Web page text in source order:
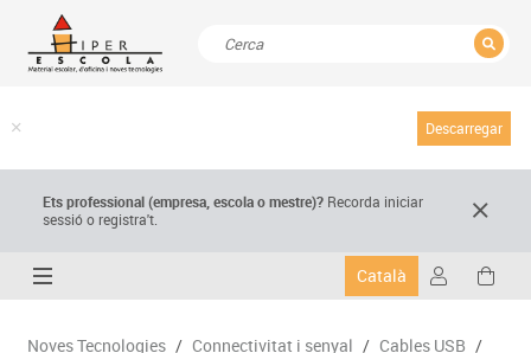
Descarregar
Ets professional (empresa,escola o mestre)? Recorda iniciar
sessió o registra't.
Català
Noves Tecnologies / Connectivitat i senyal / Cables USB /